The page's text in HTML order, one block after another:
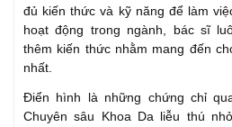
đủ kiến thức và kỹ năng để làm
hoạt động trong ngành, bác sĩ
thêm kiến thức nhằm mang đến
nhất.
Điển hình là những chứng chỉ
Chuyên sâu Khoa Da liễu thú